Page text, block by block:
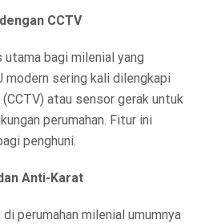
CCTV
utama bagi milenial yang
modern sering kali dilengkapi
atau sensor gerak untuk
perumahan. Fitur ini
penghuni.
Anti-Karat
perumahan milenial umumnya